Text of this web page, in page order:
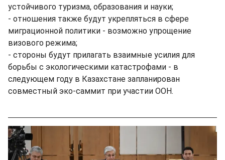
устойчивого туризма, образования и науки;
- отношения также будут укрепляться в сфере
миграционной политики - возможно упрощение
визового режима;
- стороны будут прилагать взаимные усилия для
борьбы с экологическими катастрофами - в
следующем году в Казахстане запланирован
совместный эко-саммит при участии ООН.